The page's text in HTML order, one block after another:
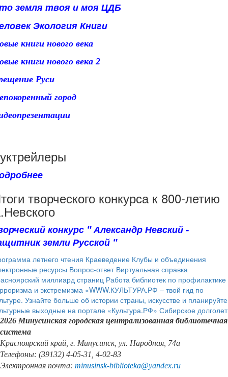
земля твоя и моя ЦДБ
Экология Книги
книги нового века
книги нового века 2
Руси
город
творческого конкурса к 800-летию
конкурс " Александр Невский -
земли Русской "
летнего чтения Краеведение Клубы и объединения
ресурсы Вопрос-ответ Виртуальная справка
миллиард страниц Работа библиотек по профилактике
и экстремизма «WWW.КУЛЬТУРА.РФ – твой гид по
Узнайте больше об истории страны, искусстве и планируйте
выходные на портале «Культура.РФ» Сибирское
2026 Минусинская городская централизованная библиотечная
система
Красноярский край, г. Минусинск, ул. Народная, 74а
Телефоны: (39132) 4-05-31, 4-02-83
Электронная почта: minusinsk-biblioteka@yandex.ru